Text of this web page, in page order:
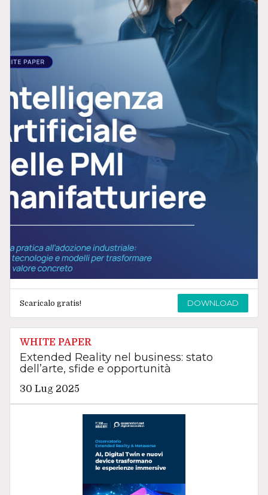
Scaricalo gratis! DOWNLOAD
WHITE PAPER
Extended Reality nel business: stato
dell’arte, sfide e opportunità
30 Lug 2025